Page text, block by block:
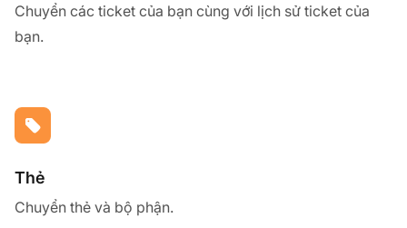
Chuyển các ticket của bạn cùng với lịch sử ticket của
bạn.
Thẻ
Chuyển thẻ và bộ phận.